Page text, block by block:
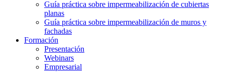
Guía práctica sobre impermeabilización de cubiertas
planas
Guía práctica sobre impermeabilización de muros y
fachadas
Formación
Presentación
Webinars
Empresarial